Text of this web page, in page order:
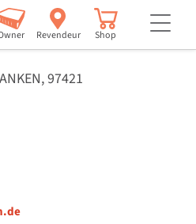
Revendeur Shop
97421